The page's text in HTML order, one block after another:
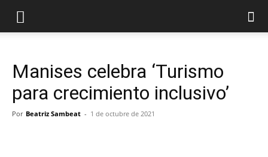
Manises celebra ‘Turismo
para crecimiento inclusivo’
Por Beatriz Sambeat - 1 de octubre de 2021